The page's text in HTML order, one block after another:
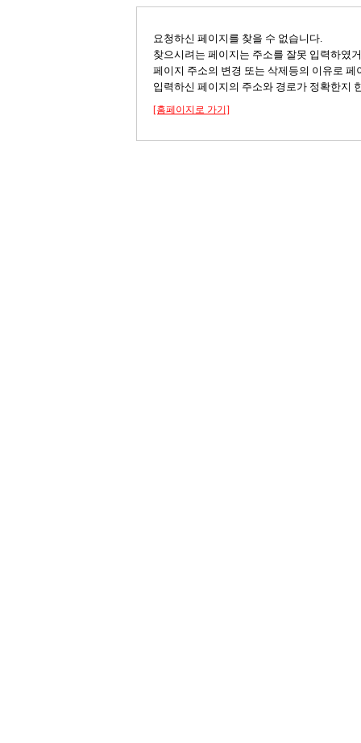
요청하신 페이지를 찾을 수 없습니다.
찾으시려는 페이지는 주소를 잘못 입력하였
페이지 주소의 변경 또는 삭제등의 이유로 페
입력하신 페이지의 주소와 경로가 정확한지
[홈페이지로 가기]